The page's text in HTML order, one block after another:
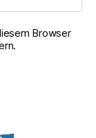
Browser